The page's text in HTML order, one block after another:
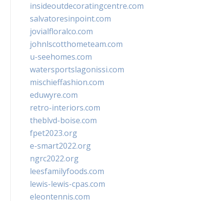
insideoutdecoratingcentre.com
salvatoresinpoint.com
jovialfloralco.com
johnlscotthometeam.com
u-seehomes.com
watersportslagonissi.com
mischieffashion.com
eduwyre.com
retro-interiors.com
theblvd-boise.com
fpet2023.org
e-smart2022.org
ngrc2022.org
leesfamilyfoods.com
lewis-lewis-cpas.com
eleontennis.com